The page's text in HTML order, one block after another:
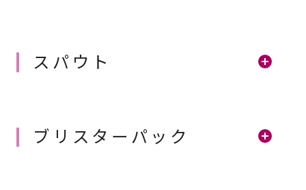
スパウト
ブリスターパック